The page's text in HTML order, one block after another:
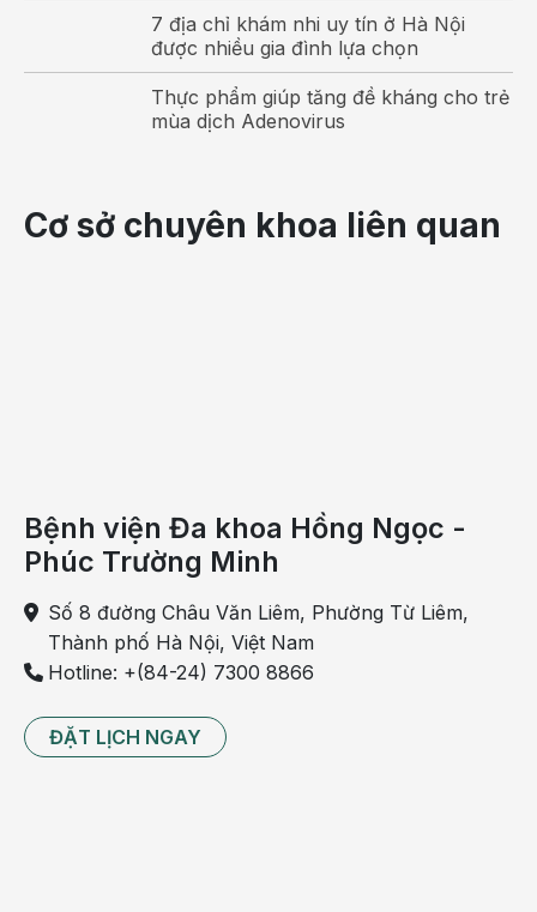
Trị tưa lười bằng rau ngót chỉ nên áp dụng cho bé từ 5
tháng tuổi trở lên
Trị tưa lưỡi cho bằng lá hẹ
Lá hẹ rửa sạch, đập dập, sau đó cho ít nước sôi vào
Lá hẹ là loại thực phẩm có tác dụng kháng khuẩn và làm
7 địa chỉ khám nhi uy tín ở Hà Nội
được nhiều gia đình lựa chọn
Thực phẩm giúp tăng đề kháng cho trẻ
mùa dịch Adenovirus
Cơ sở chuyên khoa liên quan
Bệnh viện Đa khoa Hồng Ngọc -
Phúc Trường Minh
Số 8 đường Châu Văn Liêm, Phường Từ Liêm,
Thành phố Hà Nội, Việt Nam
Hotline: +(84-24) 7300 8866
ĐẶT LỊCH NGAY